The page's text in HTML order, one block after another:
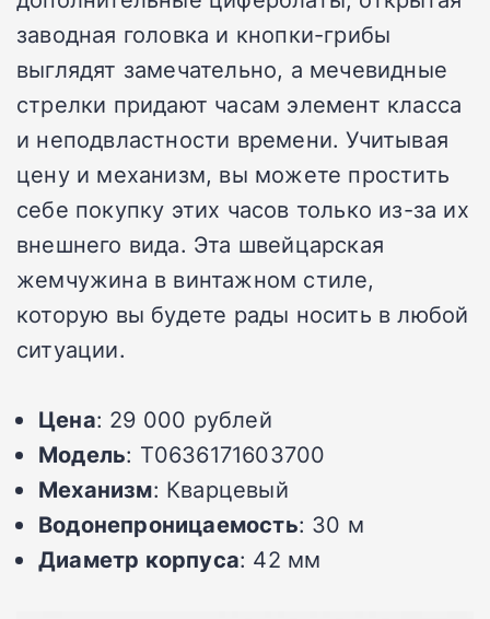
заводная головка и кнопки-грибы
выглядят замечательно, а мечевидные
стрелки придают часам элемент класса
и неподвластности времени. Учитывая
цену и механизм, вы можете простить
себе покупку этих часов только из-за их
внешнего вида. Эта швейцарская
жемчужина в винтажном стиле,
которую вы будете рады носить в любой
ситуации.
Цена: 29 000 рублей
Модель: T0636171603700
Механизм: Кварцевый
Водонепроницаемость: 30 м
Диаметр корпуса: 42 мм